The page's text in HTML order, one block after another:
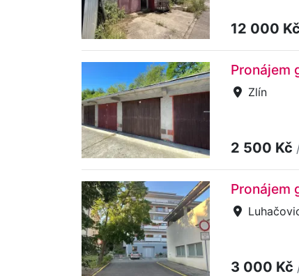
12 000 Kč
Pronájem
Zlín
2 500 Kč
Pronájem
3 000 Kč